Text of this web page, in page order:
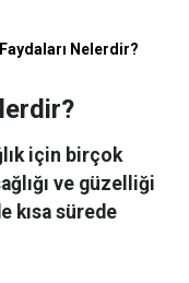
Nelerdir?
için birçok
ve güzelliği
kısa sürede